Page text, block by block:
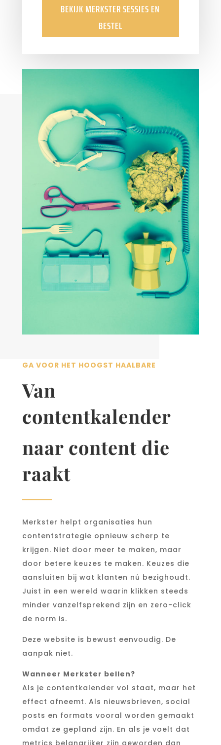
BEKIJK MERKSTER SESSIES EN
BESTEL
GA VOOR HET HOOGST HAALBARE
Van
contentkalender
naar content die
raakt
Merkster helpt organisaties hun
contentstrategie opnieuw scherp te
krijgen. Niet door meer te maken, maar
door betere keuzes te maken. Keuzes die
aansluiten bij wat klanten nú bezighoudt.
Juist in een wereld waarin klikken steeds
minder vanzelfsprekend zijn en zero-click
de norm is.
Deze website is bewust eenvoudig. De
aanpak niet.
Wanneer Merkster bellen?
Als je contentkalender vol staat, maar het
effect afneemt. Als nieuwsbrieven, social
posts en formats vooral worden gemaakt
omdat ze gepland zijn. En als je voelt dat
metrics belangrijker zijn geworden dan